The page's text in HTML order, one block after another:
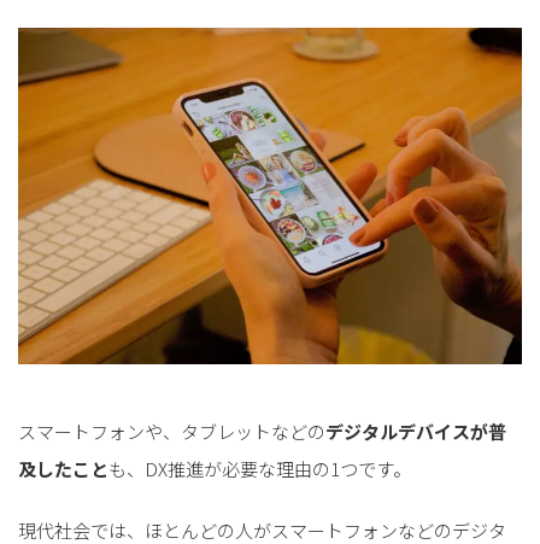
スマートフォンや、タブレットなどのデジタルデバイスが普
及したことも、DX推進が必要な理由の1つです。
現代社会では、ほとんどの人がスマートフォンなどのデジタ